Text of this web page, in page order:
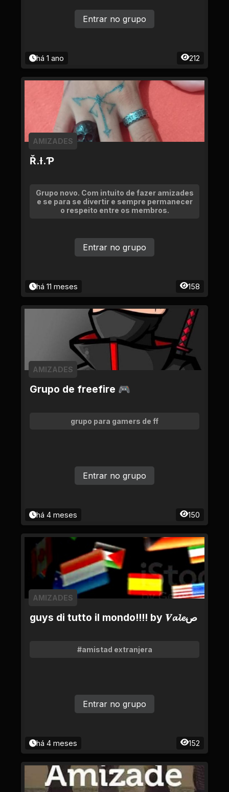
há 1 ano 212
Entrar no grupo
Ř.Ɨ.Ƥ
AMIZADES
Grupo novo. Com intuito de fazer amizades
e se para se divertir e sempre permanecer
o respeito entre os membros.
há 11 meses 158
Entrar no grupo
Grupo de freefire 🎮
AMIZADES
grupo para gamers de ff
há 4 meses 150
Entrar no grupo
guys di tutto il mondo!!!! by 𝑽𝓪𝓵𝓮ص
AMIZADES
#amistad extranjera
há 4 meses 152
Entrar no grupo